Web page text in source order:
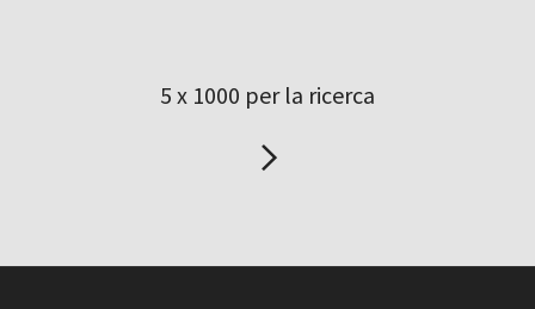
5 x 1000 per la ricerca